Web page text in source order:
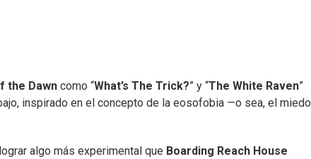
the Dawn como “What’s The Trick?” y “The White Raven”
inspirado en el concepto de la eosofobia —o sea, el miedo
algo más experimental que Boarding Reach House